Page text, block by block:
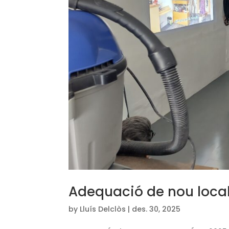
Adequació de nou
by Lluís Delclòs | des. 30, 2025